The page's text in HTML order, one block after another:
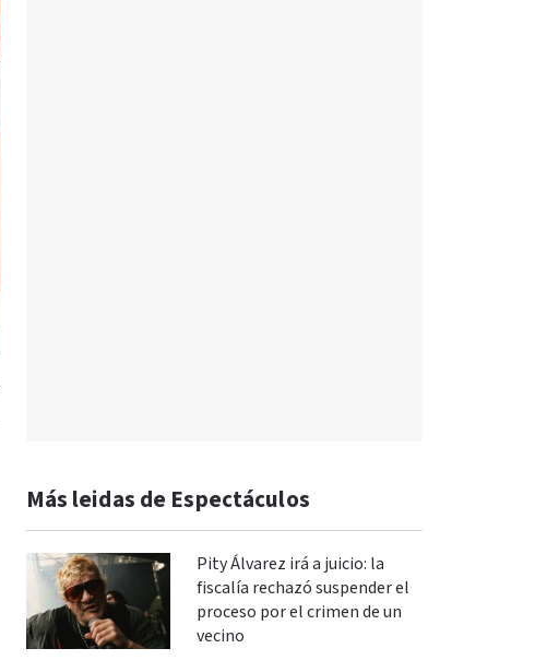
Más leidas de Espectáculos
Pity Álvarez irá a juicio: la
fiscalía rechazó suspender el
proceso por el crimen de un
vecino